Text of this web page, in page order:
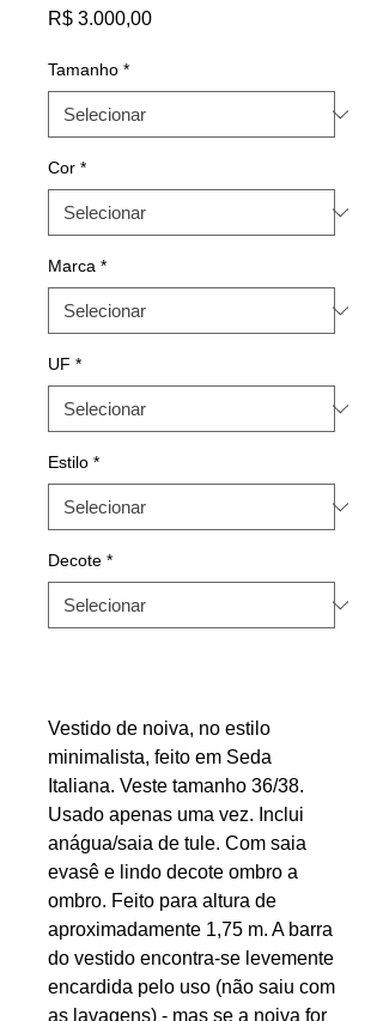
R$ 3.000,00Preço
Tamanho *
Cor *
Marca *
UF *
Estilo *
Decote *
Vestido de noiva, no estilo
minimalista, feito em Seda
Italiana. Veste tamanho 36/38.
Usado apenas uma vez. Inclui
anágua/saia de tule. Com saia
evasê e lindo decote ombro a
ombro. Feito para altura de
aproximadamente 1,75 m. A barra
do vestido encontra-se levemente
encardida pelo uso (não saiu com
as lavagens) - mas se a noiva for